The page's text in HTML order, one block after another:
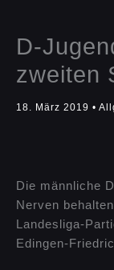
D-
zweiten
18. März 2019 •
Die männliche
Nerven
Landesliga-
Edingen-